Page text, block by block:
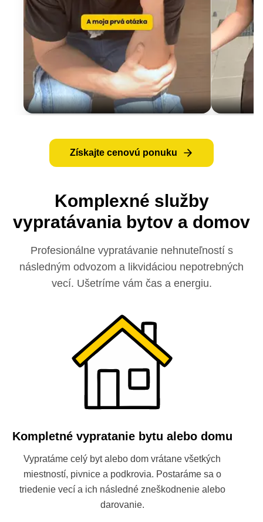
Získajte cenovú ponuku
Komplexné služby
vypratávania bytov a domov
Profesionálne vypratávanie nehnuteľností s
následným odvozom a likvidáciou nepotrebných
vecí. Ušetríme vám čas a energiu.
Kompletné vypratanie bytu alebo domu
Vypratáme celý byt alebo dom vrátane všetkých
miestností, pivnice a podkrovia. Postaráme sa o
triedenie vecí a ich následné zneškodnenie alebo
darovanie.